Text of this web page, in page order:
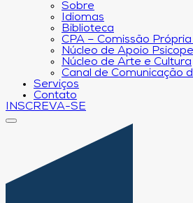
Sobre
Idiomas
Biblioteca
CPA – Comissão
Núcleo de Apoio
Núcleo de Arte e Cultura
Canal de Comunicação
Serviços
Contato
INSCREVA-SE